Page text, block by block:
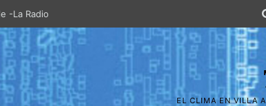
de la Villa- "El Aire de las Sierras". SI SU AVISO
EL CLIMA EN VILLA